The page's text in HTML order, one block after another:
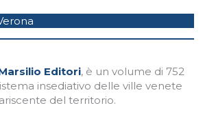
Editori, è un volume di 752
insediativo delle ville venete
del territorio.